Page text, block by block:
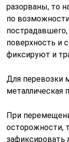
разорваны, то
по
поверхность и
фиксируют и
Для перевозки
металлическая
При
осторожности,